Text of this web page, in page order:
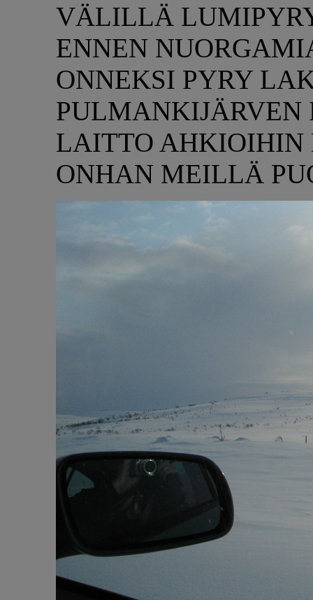
VÄLILLÄ
ENNEN
ONNEKSI PYRY
PULMANKIJÄRVEN
LAITTO
ONHAN MEILLÄ